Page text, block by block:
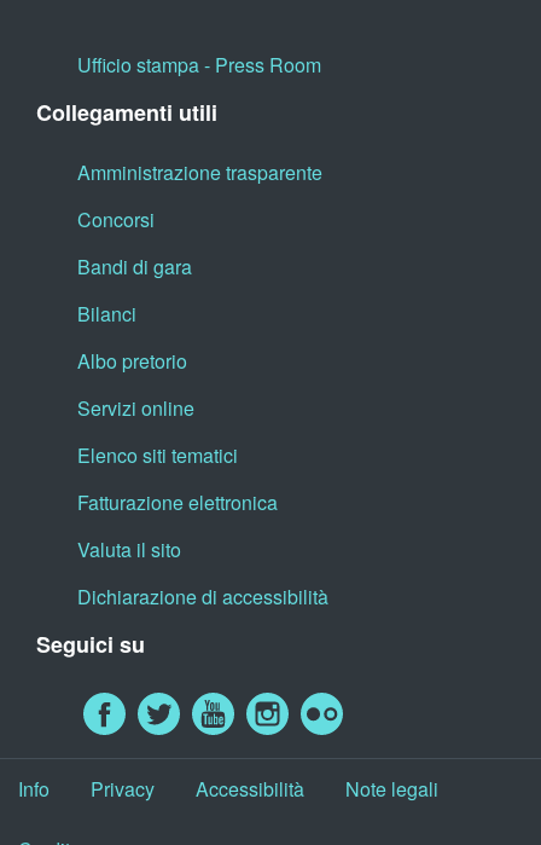
Ufficio stampa - Press Room
Collegamenti utili
Amministrazione trasparente
Concorsi
Bandi di gara
Bilanci
Albo pretorio
Servizi online
Elenco siti tematici
Fatturazione elettronica
Valuta il sito
Dichiarazione di accessibilità
Seguici su
Info Privacy Accessibilità Note legali